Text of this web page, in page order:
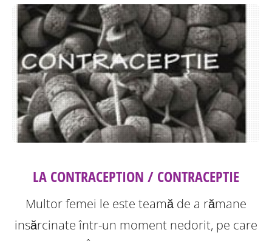
LA CONTRACEPTION / CONTRACEPTIE
Multor femei le este teamă de a rămane
insărcinate într-un moment nedorit, pe care